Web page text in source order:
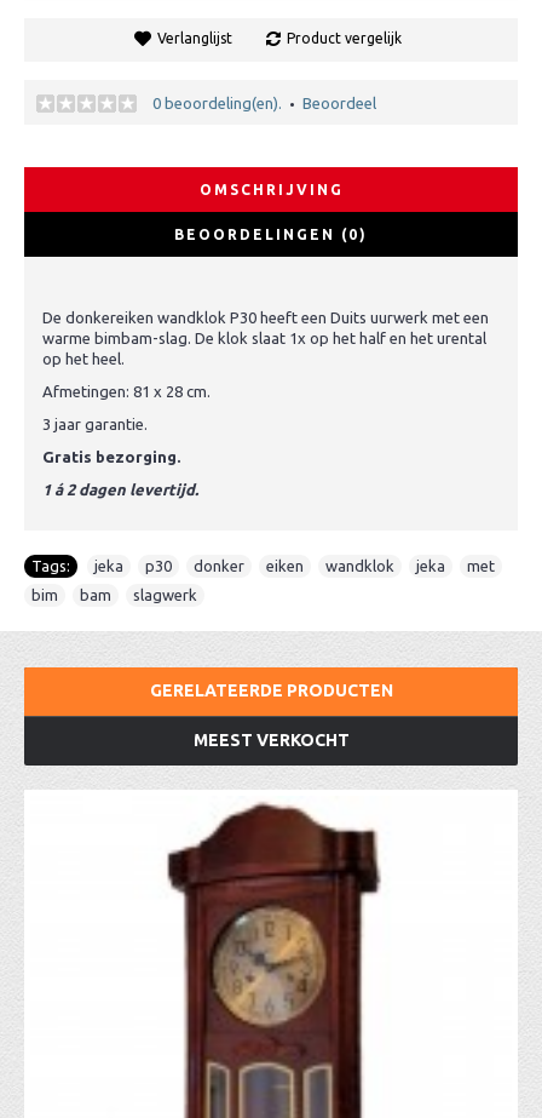
Verlanglijst Product vergelijk
0 beoordeling(en). • Beoordeel
OMSCHRIJVING
BEOORDELINGEN (0)
De donkereiken wandklok P30 heeft een Duits uurwerk met een
warme bimbam-slag. De klok slaat 1x op het half en het urental
op het heel.
Afmetingen: 81 x 28 cm.
3 jaar garantie.
Gratis bezorging.
1 á 2 dagen levertijd.
Tags: jeka p30 donker eiken wandklok jeka met
bim
bam slagwerk
GERELATEERDE PRODUCTEN
MEEST VERKOCHT